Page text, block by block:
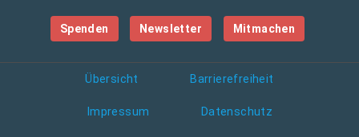
Spenden Newsletter Mitmachen
Übersicht Barrierefreiheit
Impressum Datenschutz